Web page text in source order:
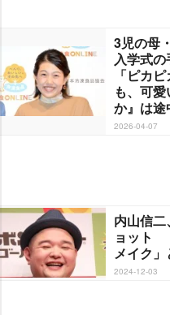
3児の母
入学式
「ピカ
も、可
か』は途
2026-04-07
内山信
ョット
メイク
2024-12-03